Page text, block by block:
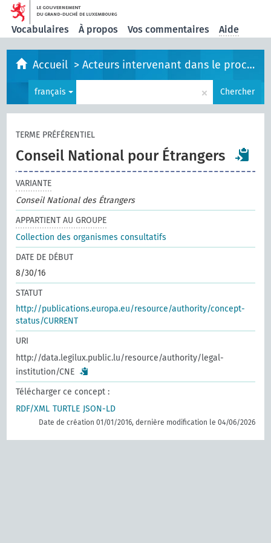
Vocabulaires À propos Vos commentaires Aide
Accueil >Acteurs intervenant dans le processus législatif
français × Chercher
TERME PRÉFÉRENTIEL
Conseil National pour Étrangers
VARIANTE
Conseil National des Étrangers
APPARTIENT AU GROUPE
Collection des organismes consultatifs
DATE DE DÉBUT
8/30/16
STATUT
http://publications.europa.eu/resource/authority/concept-
status/CURRENT
URI
http://data.legilux.public.lu/resource/authority/legal-
institution/CNE
Télécharger ce concept :
RDF/XML TURTLE JSON-LD
Date de création 01/01/2016, dernière modification le 04/06/2026